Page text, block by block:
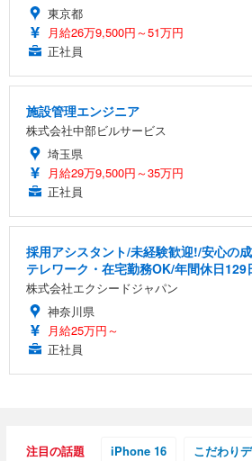
東京都
月給26万9,500円～51万円
正社員
施設管理エンジニア
株式会社中部ビルサービス
埼玉県
月給29万9,500円～35万円
正社員
採用アシスタント/未経験歓迎!/安心の
テレワーク・在宅勤務OK/年間休日129
株式会社エクシードジャパン
神奈川県
月給25万円～
正社員
注目の話題 iPhone 16 こだわり